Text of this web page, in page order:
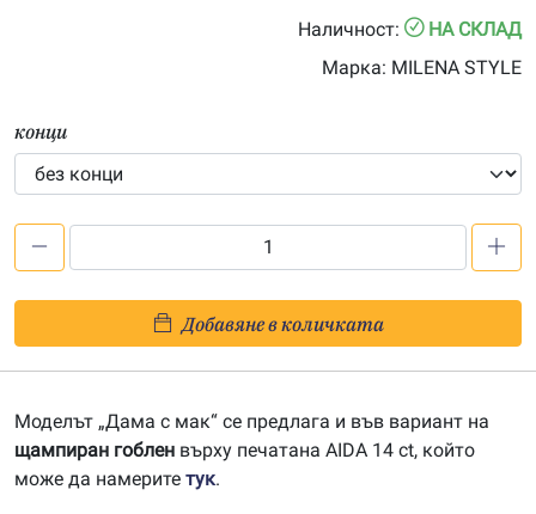
Наличност:
НА СКЛАД
Марка: MILENA STYLE
конци
с
мак
щампа
243046
Добавяне в количката
Моделът „Дама с мак“ се предлага и във вариант на
щампиран гоблен върху печатана AIDA 14 ct, който
може да намерите тук.